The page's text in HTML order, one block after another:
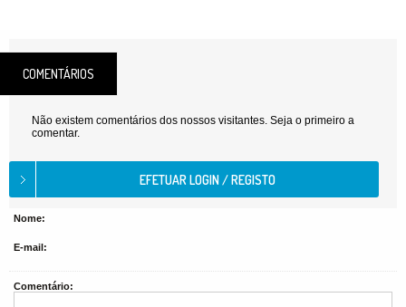
COMENTÁRIOS
Não existem comentários dos nossos visitantes. Seja o primeiro a
comentar.
Nome:
E-mail:
Comentário: